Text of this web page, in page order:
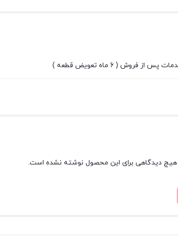
هیچ دیدگاهی برای این محصول نوشته نشده است.